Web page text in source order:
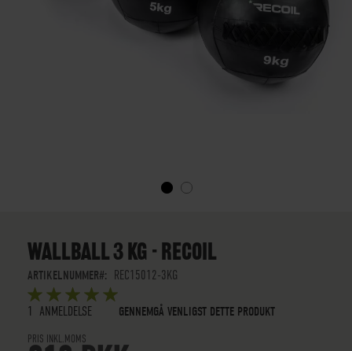
BILLEDGALLERIET
WALLBALL 3 KG - RECOIL
ARTIKELNUMMER
REC15012-3KG
BEDØMMELSE:
5OUT OF5
STARS
1 ANMELDELSE GENNEMGÅ VENLIGST DETTE PRODUKT
PRIS INKL.MOMS